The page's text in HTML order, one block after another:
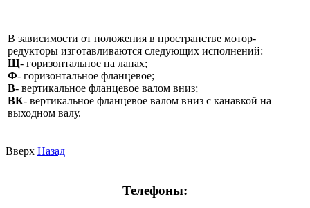
В зависимости от положения в пространстве мотор-
редукторы изготавливаются следующих исполнений:
Щ- горизонтальное на лапах;
Ф- горизонтальное фланцевое;
В- вертикальное фланцевое валом вниз;
ВК- вертикальное фланцевое валом вниз с канавкой на
выходном валу.
Вверх Назад
Телефоны: